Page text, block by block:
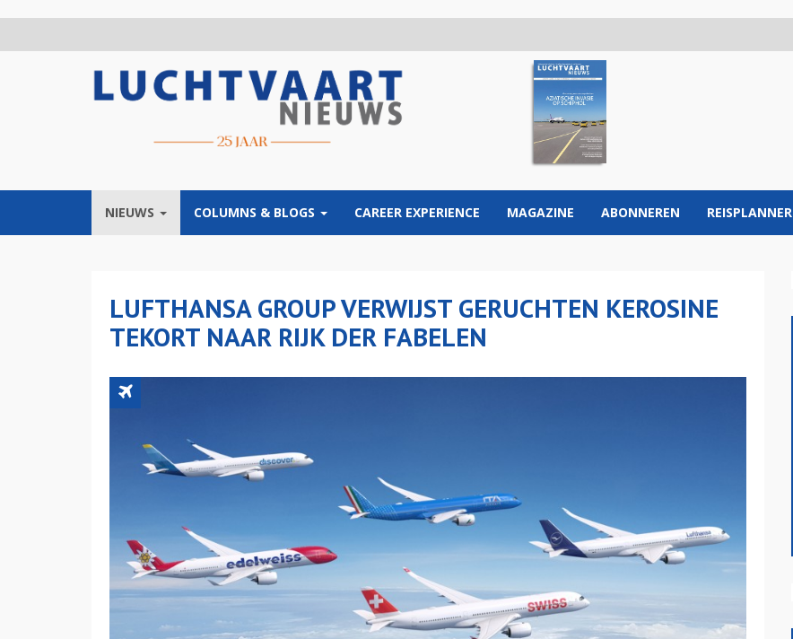
NIEUWS COLUMNS & BLOGS CAREER EXPERIENCE MAGAZINE ABONNEREN REISPLANNER
LUFTHANSA GROUP VERWIJST GERUCHTEN KEROSINE
TEKORT NAAR RIJK DER FABELEN